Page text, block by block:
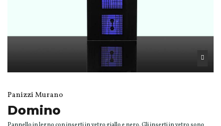
Panizzi Murano
Domino